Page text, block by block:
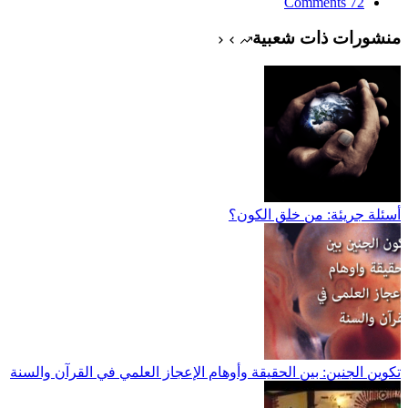
منشورات ذات شعبية
أسئلة جريئة: من خلق الكون؟
تكوين الجنين: بين الحقيقة وأوهام الإعجاز العلمي في القرآن والسنة